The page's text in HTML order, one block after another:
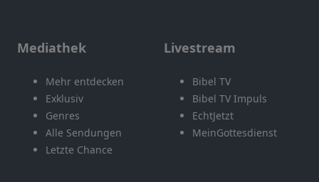
Mediathek
Mehr entdecken
Exklusiv
Genres
Alle Sendungen
Letzte Chance
Livestream
Bibel TV
Bibel TV Impuls
EchtJetzt
MeinGottesdienst